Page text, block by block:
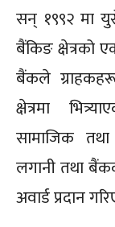
सन् १९९२ मा
बैंकिङ क्षेत्रको
बैंकले
क्षेत्रमा
सामाजिक
लगानी तथा
अवार्ड प्रदान